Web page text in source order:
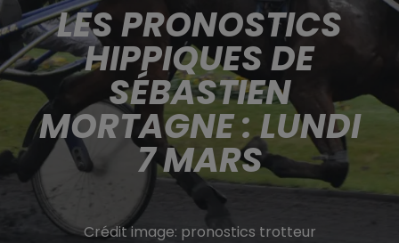
LES PRONOSTICS
HIPPIQUES DE
SÉBASTIEN
MORTAGNE : LUNDI
7 MARS
Crédit image: pronostics trotteur